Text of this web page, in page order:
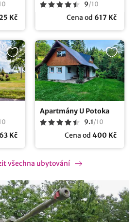
Kč
9/10
Cena od 617 Kč
Kč
Apartmány U Potoka
9.1/10
Cena od 400 Kč
všechna ubytování